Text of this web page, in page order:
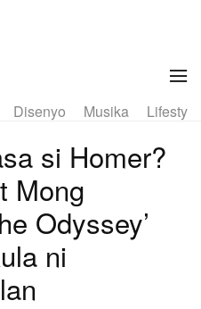
Disenyo Musika Lifestyle
si Homer?
Mong
Odyssey’
ni